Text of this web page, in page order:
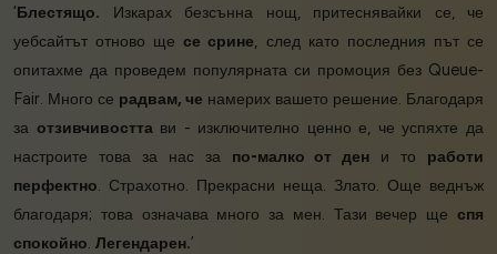
‘Блестящо. Изкарах безсънна нощ, притеснявайки се, че
уебсайтът отново щесе срине, след като последния път се
опитахме да проведем популярната си промоция без Queue-
Fair. Много се радвам, че намерих вашето решение. Благодаря
за отзивчивосттави - изключително ценно е, че успяхте да
настроите това за нас за по-малко от ден и то работи
перфектно. Страхотно. Прекрасни неща. Злато. Още веднъж
благодаря; това означава много за мен. Тази вечер ще спя
спокойно. Легендарен.’